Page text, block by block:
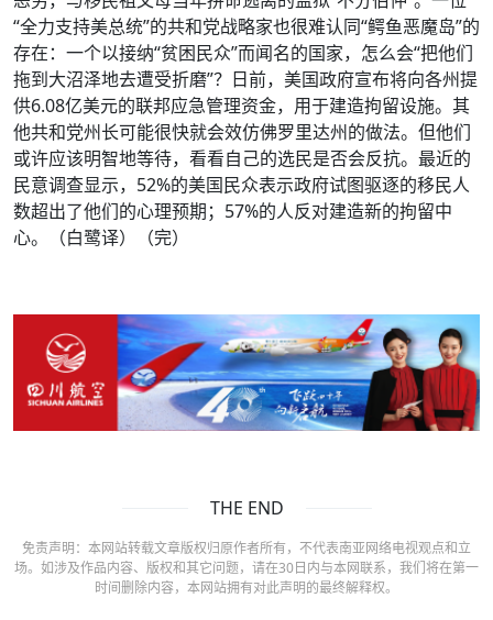
“全力支持美总统”的共和党战略家也很难认同“鳄鱼恶魔岛”的
存在：一个以接纳“贫困民众”而闻名的国家，怎么会“把他们
拖到大沼泽地去遭受折磨”？日前，美国政府宣布将向各州提
供6.08亿美元的联邦应急管理资金，用于建造拘留设施。其
他共和党州长可能很快就会效仿佛罗里达州的做法。但他们
或许应该明智地等待，看看自己的选民是否会反抗。最近的
民意调查显示，52%的美国民众表示政府试图驱逐的移民人
数超出了他们的心理预期；57%的人反对建造新的拘留中
心。（白鹭译）（完）
THE END
免责声明：本网站转载文章版权归原作者所有，不代表南亚网络电视观点和立
场。如涉及作品内容、版权和其它问题，请在30日内与本网联系，我们将在第一
时间删除内容，本网站拥有对此声明的最终解释权。